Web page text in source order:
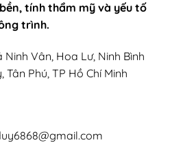
tính thẩm mỹ và yếu tố
trình.
Vân, Hoa Lư, Ninh Bình
Tân Phú, TP Hồ Chí Minh